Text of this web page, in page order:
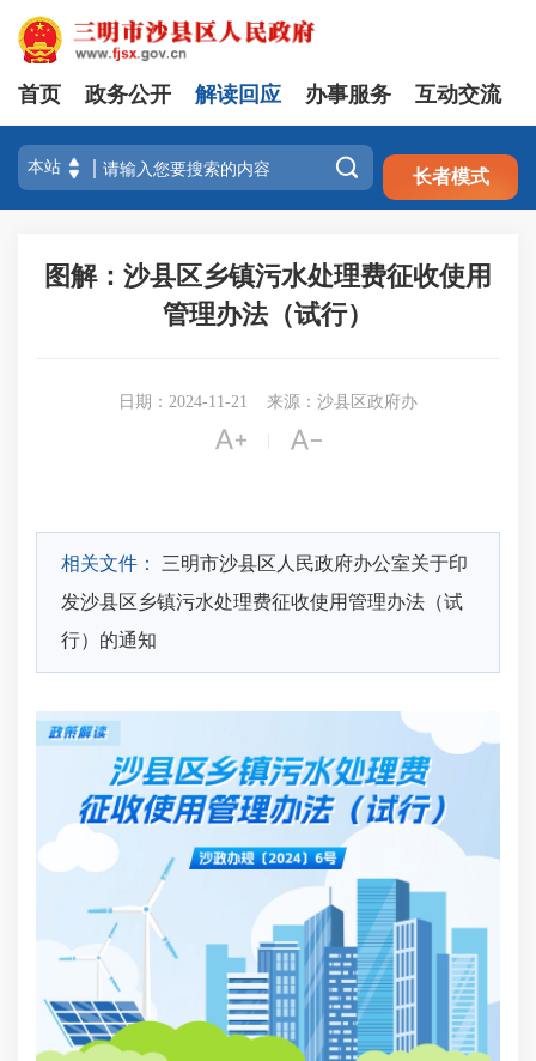
注册 登录
首页 政务公开 解读回应 办事服务 互动交流
 长者模式
图解：沙县区乡镇污水处理费征收使用
管理办法（试行）
日期：2024-11-21 来源：沙县区政府办
 
相关文件：
三明市沙县区人民政府办公室关于印
发沙县区乡镇污水处理费征收使用管理办法（试
行）的通知